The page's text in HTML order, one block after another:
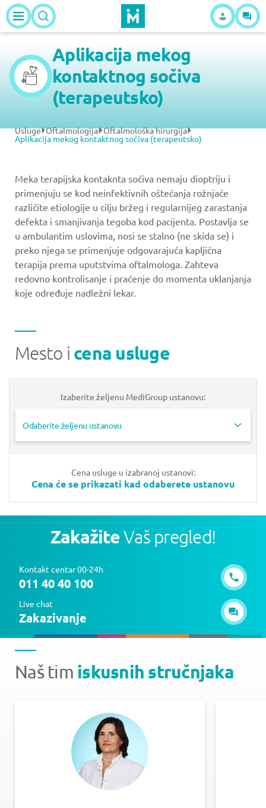
Aplikacija mekog
kontaktnog sočiva
(terapeutsko)
Usluge Oftalmologija Oftalmološka hirurgija
Aplikacija mekog kontaktnog sočiva (terapeutsko)
Meka terapijska kontaknta sočiva nemaju dioptriju i
primenjuju se kod neinfektivnih oštećanja rožnjače
različite etiologije u cilju bržeg i regularnijeg zarastanja
defekta i smanjivanja tegoba kod pacijenta. Postavlja se
u ambulantim uslovima, nosi se stalno (ne skida se) i
preko njega se primenjuje odgovarajuća kapljična
terapija prema uputstvima oftalmologa. Zahteva
redovno kontrolisanje i praćenje do momenta uklanjanja
koje određuje nadležni lekar.
Mesto i cena usluge
Izaberite željenu MediGroup ustanovu:
Odaberite željenu ustanovu
Cena usluge u izabranoj ustanovi:
Cena će se prikazati kad odaberete ustanovu
ZakažiteVaš pregled!
Kontakt centar 00-24h
011 40 40 100
Live chat
Zakazivanje
Naš tim iskusnih stručnjaka